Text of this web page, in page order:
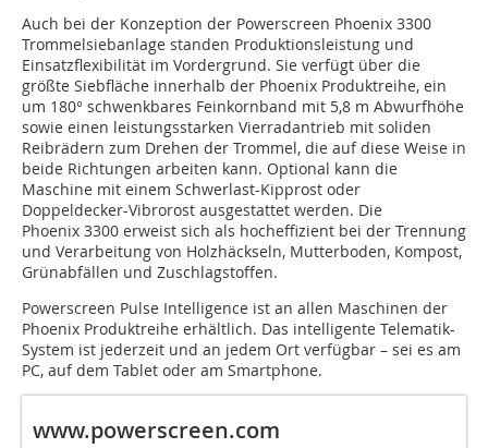
Auch bei der Konzeption der Powerscreen Phoenix 3300
Trommelsiebanlage standen Produktionsleistung und
Einsatzflexibilität im Vordergrund. Sie verfügt über die
größte Siebfläche innerhalb der Phoenix Produktreihe, ein
um 180° schwenkbares Feinkornband mit 5,8 m Abwurfhöhe
sowie einen leistungsstarken Vierradantrieb mit soliden
Reibrädern zum Drehen der Trommel, die auf diese Weise in
beide Richtungen arbeiten kann. Optional kann die
Maschine mit einem Schwerlast-Kipprost oder
Doppeldecker-Vibrorost ausgestattet werden. Die
Phoenix 3300 erweist sich als hocheffizient bei der Trennung
und Verarbeitung von Holzhäckseln, Mutterboden, Kompost,
Grünabfällen und Zuschlagstoffen.
Powerscreen Pulse Intelligence ist an allen Maschinen der
Phoenix Produktreihe erhältlich. Das intelligente Telematik-
System ist jederzeit und an jedem Ort verfügbar – sei es am
PC, auf dem Tablet oder am Smartphone.
www.powerscreen.com